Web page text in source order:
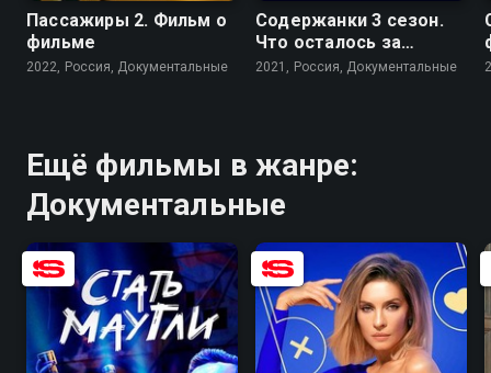
Пассажиры 2. Фильм о
фильме
2022, Россия, Документальные
Содержанки 3 сезон.
Что осталось за
кадром
2021, Россия, Документальные
Ещё фильмы в жанре:
Документальные